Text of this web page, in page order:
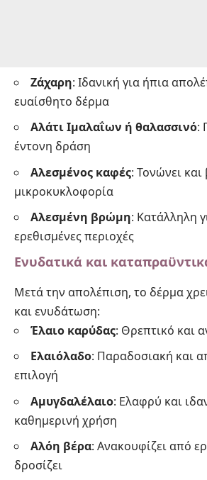
Ζάχαρη: Ιδανική για ήπια
ευαίσθητο δέρμα
Αλάτι Ιμαλαΐων ή θαλασσινό:
έντονη δράση
Αλεσμένος καφές: Τονώνει
μικροκυκλοφορία
Αλεσμένη βρώμη: Κατάλληλη
ερεθισμένες περιοχές
Ενυδατικά και
Μετά την απολέπιση, το δέρμα
και ενυδάτωση:
Έλαιο καρύδας: Θρεπτικό και
Ελαιόλαδο: Παραδοσιακή και
επιλογή
Αμυγδαλέλαιο: Ελαφρύ και
καθημερινή χρήση
Αλόη βέρα: Ανακουφίζει από
δροσίζει